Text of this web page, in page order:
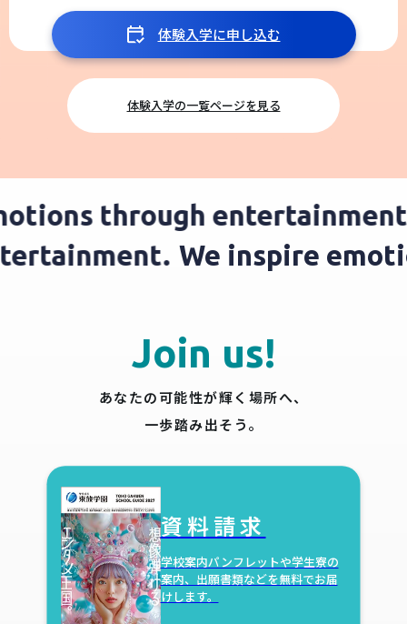
体験入学に申し込む
体験入学の一覧ページを見る
through entertainment.
We inspire
Join us!
あなたの可能性が輝く場所へ、
一歩踏み出そう。
資料請求
学校案内パンフレットや学生寮の
案内、出願書類などを無料でお届
けします。